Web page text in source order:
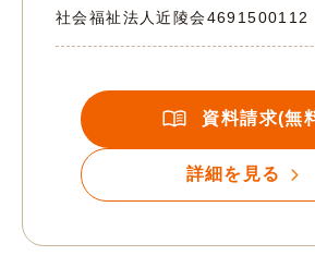
社会福祉法人近陵会4691500112
資料請求(無
詳細を見る